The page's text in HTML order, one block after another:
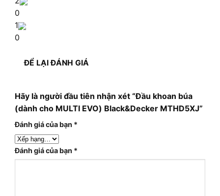
0
1
0
ĐỂ LẠI ĐÁNH GIÁ
Hãy là người đầu tiên nhận xét “Đầu khoan búa
(dành cho MULTI EVO) Black&Decker MTHD5XJ”
Đánh giá của bạn *
Đánh giá của bạn *